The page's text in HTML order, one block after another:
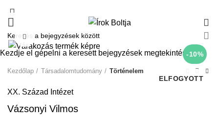
-10%
ELFOGYOTT
Click to enlarge
Kezdőlap Társadalomtudomány Történelem
XX. Század Intézet
Vázsonyi Vilmos
Kezdje el gépelni a keresett bejegyzések megtekintéséhez.